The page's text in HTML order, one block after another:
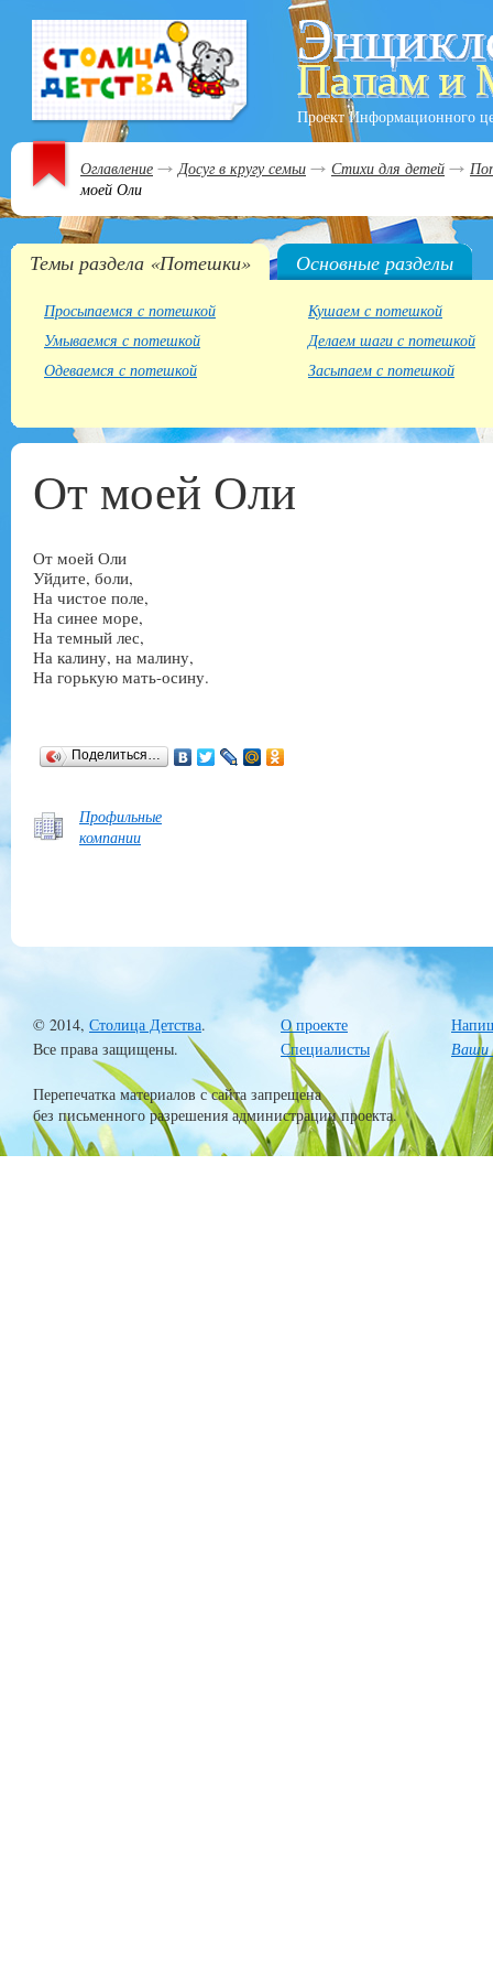
Проект Информационного
Оглавление Досуг в кругу семьи Стихи для детей
моей Оли
Темы раздела «Потешки» Основные разделы
Просыпаемся с потешкой
Умываемся с потешкой
Одеваемся с потешкой
Кушаем с потешкой
Делаем шаги с потешкой
Засыпаем с потешкой
От моей Оли
От моей Оли
Уйдите, боли,
На чистое поле,
На синее море,
На темный лес,
На калину, на малину,
На горькую мать-осину.
Поделиться…
Профильные
компании
© 2014, Столица Детства.
Все права защищены.
О проекте
Специалисты
Ваши
Перепечатка материалов с сайта запрещена
без письменного разрешения администрации проекта.